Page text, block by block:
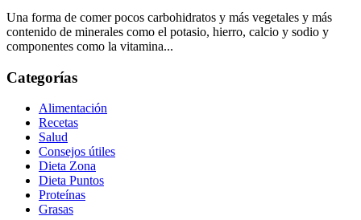
Una forma de comer pocos carbohidratos y más vegetales y más
contenido de minerales como el potasio, hierro, calcio y sodio y
componentes como la vitamina...
Categorías
Alimentación
Recetas
Salud
Consejos útiles
Dieta Zona
Dieta Puntos
Proteínas
Grasas